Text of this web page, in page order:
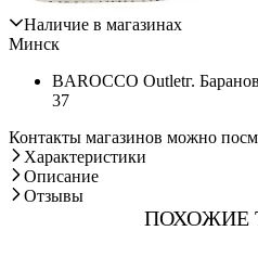
Наличие в магазинах
Минск
BAROCCO Outletг.
37
Контакты магазинов можно
Характеристики
Описание
Отзывы
ПОХОЖИЕ